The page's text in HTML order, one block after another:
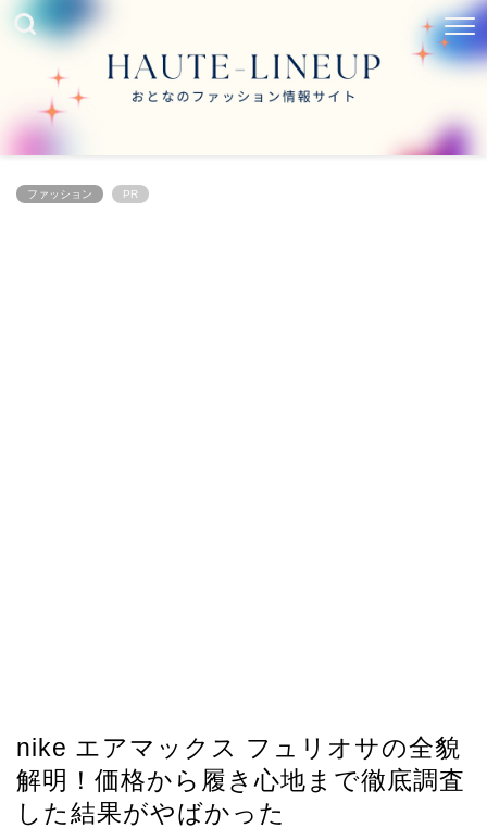
ファッション PR
nike エアマックス フュリオサの全貌
解明！価格から履き心地まで徹底調査
した結果がやばかった